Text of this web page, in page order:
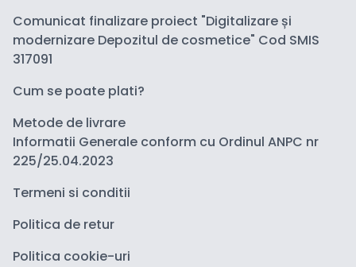
Comunicat finalizare proiect "Digitalizare și
modernizare Depozitul de cosmetice" Cod SMIS
317091
Cum se poate plati?
Metode de livrare
Informatii Generale conform cu Ordinul ANPC nr
225/25.04.2023
Termeni si conditii
Politica de retur
Politica cookie-uri